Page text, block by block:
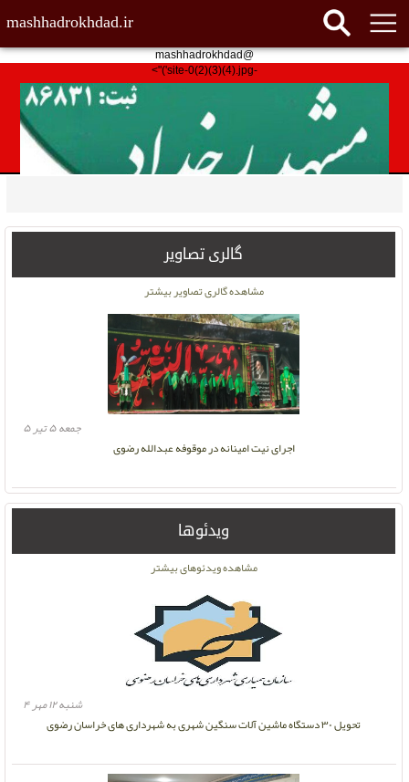
@mashhadrokhdad
mashhadrokhdad.ir
-site-0(2)(3)(4).jpg')">
گالری تصاویر
اجرای نیت امینانه در موقوفه عبدالله رضوی
جمعه ۵ تیر ۵
مشاهده گالری تصاویر بیشتر
ویدئوها
تحویل ۳۰ دستگاه ماشین آلات سنگین شهری به شهرداری های خراسان رضوی
شنبه ۱۲ مهر ۴
مشاهده ویدئوهای بیشتر